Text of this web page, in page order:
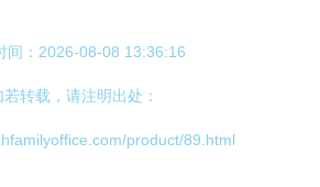
间：2026-08-08 13:36:16
若转载，请注明出处：
product/89.html